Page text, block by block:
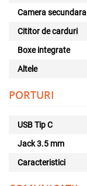
Camera secundara
Cititor de carduri
Boxe integrate
Altele
PORTURI
USB Tip C
Jack 3.5 mm
Caracteristici